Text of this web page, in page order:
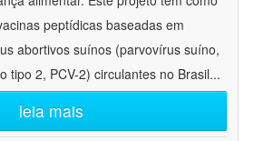
peptídicas baseadas em
abortivos suínos (parvovírus suíno,
tipo 2, PCV-2) circulantes no Brasil...
leia mais